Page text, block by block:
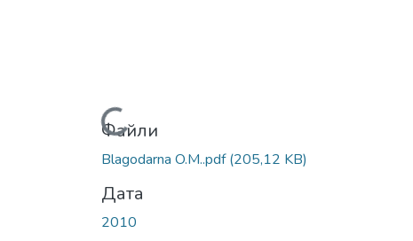
Вантажиться...
Файли
Blagodarna O.M..pdf(205,12 KB)
Дата
2010